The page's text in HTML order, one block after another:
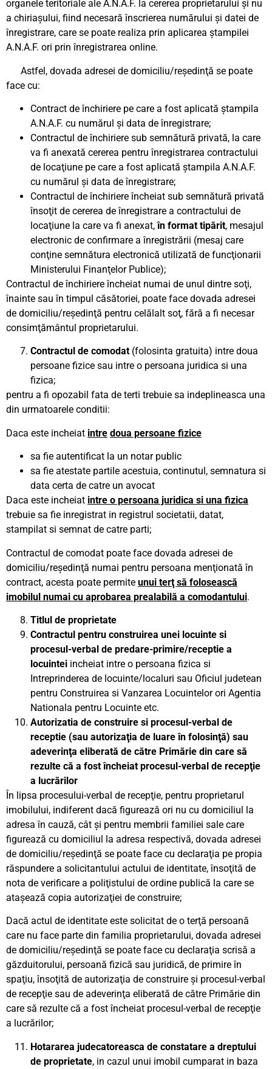
organele teritoriale ale A.N.A.F. la cererea proprietarului şi nu
a chiriaşului, fiind necesară înscrierea numărului şi datei de
înregistrare, care se poate realiza prin aplicarea ştampilei
A.N.A.F. ori prin înregistrarea online.
Astfel, dovada adresei de domiciliu/reşedinţă se poate
face cu:
Contract de închiriere pe care a fost aplicată ştampila
A.N.A.F. cu numărul şi data de înregistrare;
Contractul de închiriere sub semnătură privată, la care
va fi anexată cererea pentru înregistrarea contractului
de locaţiune pe care a fost aplicată ştampila A.N.A.F.
cu numărul şi data de înregistrare;
Contractul de închiriere încheiat sub semnătură privată
însoţit de cererea de înregistrare a contractului de
locaţiune la care va fi anexat,în format tipărit, mesajul
electronic de confirmare a înregistrării (mesaj care
conţine semnătura electronică utilizată de funcţionarii
Ministerului Finanţelor Publice);
Contractul de închiriere încheiat numai de unul dintre soţi,
înainte sau în timpul căsătoriei, poate face dovada adresei
de domiciliu/reşedinţă pentru celălalt soţ, fără a fi necesar
consimţământul proprietarului.
Contractul de comodat (folosinta gratuita) intre doua
persoane fizice sau intre o persoana juridica si una
fizica;
pentru a fi opozabil fata de terti trebuie sa indeplineasca una
din urmatoarele conditii:
Daca este incheiat intre doua persoane fizice
sa fie autentificat la un notar public
sa fie atestate partile acestuia, continutul, semnatura si
data certa de catre un avocat
Daca este incheiat intre o persoana juridica si una fizica
trebuie sa fie inregistrat in registrul societatii, datat,
stampilat si semnat de catre parti;
Contractul de comodat poate face dovada adresei de
domiciliu/reşedinţă numai pentru persoana menţionată în
contract, acesta poate permite unui terţ să folosească
imobilul numai cu aprobarea prealabilă a comodantului.
Titlul de proprietate
Contractul pentru construirea unei locuinte si
procesul-verbal de predare-primire/receptie a
locuintei incheiat intre o persoana fizica si
Intreprinderea de locuinte/localuri sau Oficiul judetean
pentru Construirea si Vanzarea Locuintelor ori Agentia
Nationala pentru Locuinte etc.
Autorizatia de construire si procesul-verbal de
receptie (sau autorizaţia de luare în folosinţă) sau
adeverinţa eliberată de către Primărie din care să
rezulte că a fost încheiat procesul-verbal de recepţie
a lucrărilor
În lipsa procesului-verbal de recepţie, pentru proprietarul
imobilului, indiferent dacă figurează ori nu cu domiciliul la
adresa în cauză, cât şi pentru membrii familiei sale care
figurează cu domiciliul la adresa respectivă, dovada adresei
de domiciliu/reşedinţă se poate face cu declaraţia pe propia
răspundere a solicitantului actului de identitate, însoţită de
nota de verificare a poliţistului de ordine publică la care se
ataşează copia autorizaţiei de construire;
Dacă actul de identitate este solicitat de o terţă persoană
care nu face parte din familia proprietarului, dovada adresei
de domiciliu/reşedinţă se poate face cu declaraţia scrisă a
găzduitorului, persoană fizică sau juridică, de primire în
spaţiu, însoţită de autorizaţia de construire şi procesul-verbal
de recepţie sau de adeverinţa eliberată de către Primărie din
care să rezulte că a fost încheiat procesul-verbal de recepţie
a lucrărilor;
Hotararea judecatoreasca de constatare a dreptului
de proprietate, in cazul unui imobil cumparat in baza